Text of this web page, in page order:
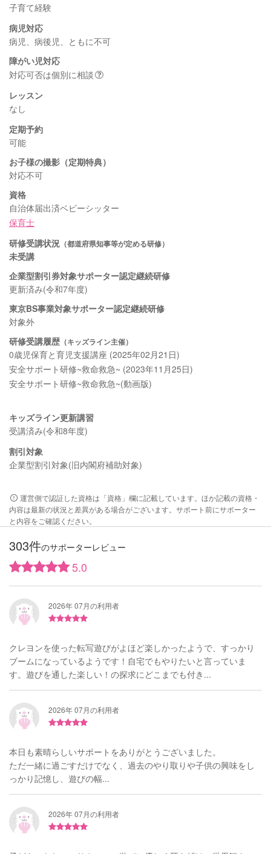
子育て経験
病児対応
病児、病後児、ともに不可
障がい児対応
対応可否は個別に相談
レッスン
なし
定期予約
可能
お子様の撮影（定期特典）
対応不可
資格
自治体届出済ベビーシッター
保育士
研修受講状況 （都道府県知事等が定める研修）
未受講
企業型割引券対象サポーター認定継続研修
更新済み(令和7年度)
東京BS事業対象サポーター認定継続研修
対象外
研修受講履歴 （キッズライン主催）
0歳児保育と育児支援講座 (2025年02月21日)
安全サポート研修~救命救急~ (2023年11月25日)
安全サポート研修~救命救急~(動画版)
キッズライン更新講習
受講済み(令和8年度)
割引対象
企業型割引対象(旧内閣府補助対象)
運営側で認証した資格は「資格」欄に記載しています。ほか記載の資格・
内容は最新の状況と差異がある場合がございます。サポート前にサポーター
と内容をご確認ください。
303件のサポーターレビュー
5.0
2026年 07月の利用者
クレヨンを使った転写遊びがよほど楽しかったようで、すっかり
ブームになっているようです！自宅でもやりたいと言っていま
す。遊びを通した楽しい！の探求にどこまでも付き...
2026年 07月の利用者
本日も素晴らしいサポートをありがとうございました。
ただ一緒に過ごすだけでなく、過去のやり取りや子供の興味をし
っかり記憶し、遊びの幅...
2026年 07月の利用者